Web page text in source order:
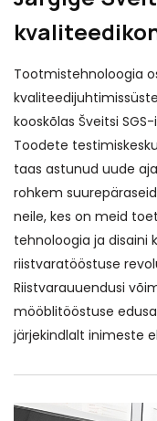
Tootmistehnoloogia
kooskõlas Šveitsi
Toodete
taas astunud uude
rohkem
neile, kes on meid
tehnoloogia ja disaini
riistvaratööstuse
Riistvarauuendusi
mööblitööstuse
järjekindlalt inimeste